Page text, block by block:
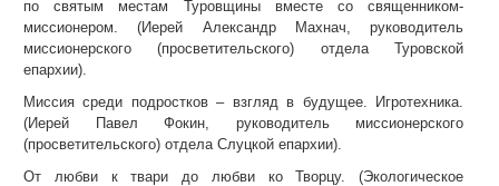
по святым местам Туровщины вместе со священником-
миссионером. (Иерей Александр Махнач, руководитель
миссионерского (просветительского) отдела Туровской
епархии).
Миссия среди подростков – взгляд в будущее. Игротехника.
(Иерей Павел Фокин, руководитель миссионерского
(просветительского) отдела Слуцкой епархии).
От любви к твари до любви ко Творцу. (Экологическое